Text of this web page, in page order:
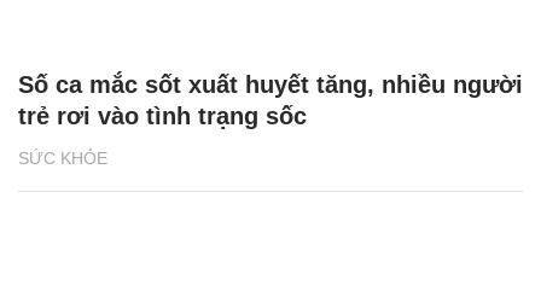
SỨC KHỎE
Số ca mắc sốt xuất huyết tăng, nhiều người
trẻ rơi vào tình trạng sốc